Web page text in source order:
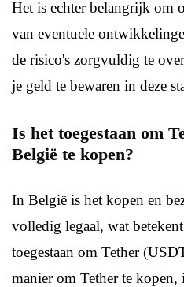
Het is echter belangrijk om
van eventuele
de risico's zorgvuldig te
je geld te bewaren in deze
Is het toegestaan om
België te kopen?
In België is het kopen en
volledig legaal, wat
toegestaan om Tether
manier om Tether te kopen,